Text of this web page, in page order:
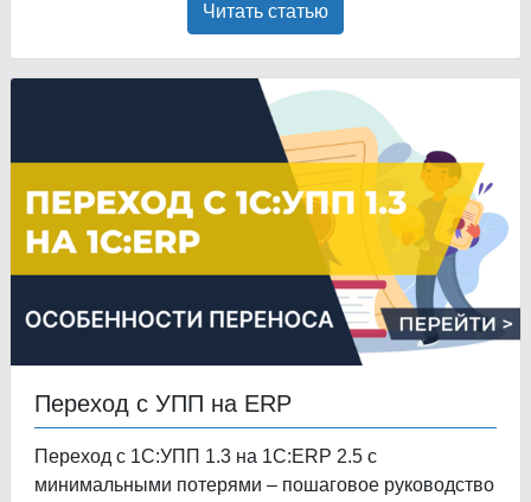
Читать статью
Переход с УПП на ERP
Переход с 1С:УПП 1.3 на 1С:ERP 2.5 с
минимальными потерями – пошаговое руководство